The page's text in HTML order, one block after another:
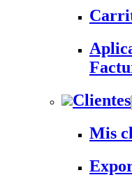
Clientes
Mis